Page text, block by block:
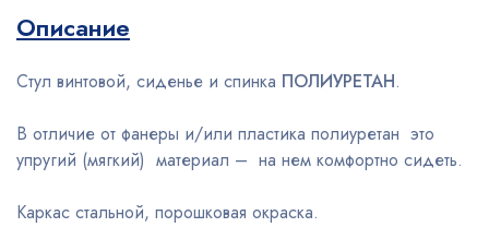
Описание
Стул винтовой, сиденье и спинка ПОЛИУРЕТАН.
В отличие от фанеры и/или пластика полиуретан это
упругий (мягкий) материал – на нем комфортно сидеть.
Каркас стальной, порошковая окраска.